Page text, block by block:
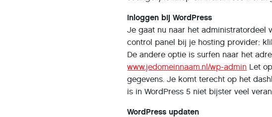
Inloggen bij WordPress
Je gaat nu naar het administratordeel
control panel bij je hosting provider:
De andere optie is surfen naar het
www.jedomeinnaam.nl/wp-admin Let
gegevens. Je komt terecht op het
is in WordPress 5 niet bijster veel
WordPress updaten